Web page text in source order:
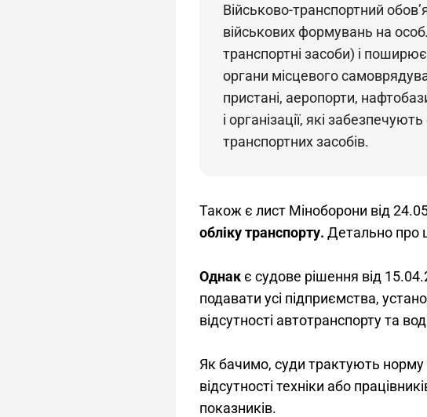
Військово-транспортний
військових формувань на
транспортні засоби) і
органи місцевого
пристані, аеропорти,
і організації, які
транспортних засобів.
Також є лист Міноборони від
обліку транспорту. Детально про
Однак є судове рішення від
подавати усі підприємства,
відсутності автотранспорту та
Як бачимо, суди трактують норму
відсутності техніки або
показників.